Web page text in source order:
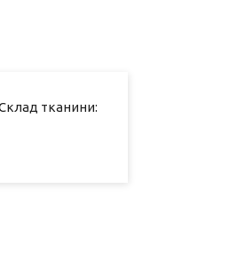
тканини: